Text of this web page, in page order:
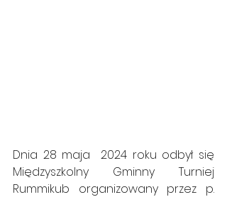
Dnia 28 maja  2024 roku odbył się
Międzyszkolny Gminny Turniej